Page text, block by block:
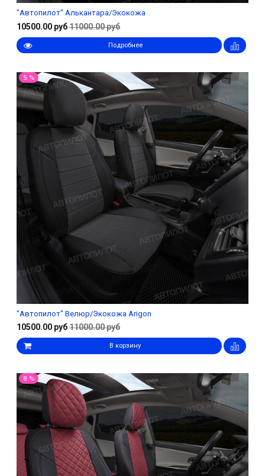
"Автопилот" Алькантара/Экокожа
10500.00 руб11000.00 руб
Подробнее
5 %
"Автопилот" Велюр/Экокожа Arigon
10500.00 руб11000.00 руб
В корзину
8 %